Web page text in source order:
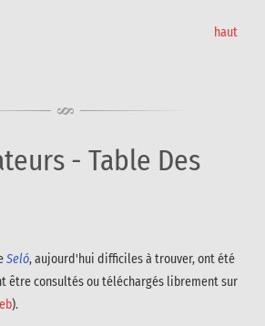
haut
- Table Des
Seló, aujourd'hui difficiles à trouver, ont été
être consultés ou téléchargés librement sur
).